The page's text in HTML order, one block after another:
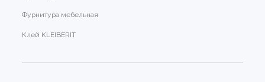
Фурнитура мебельная
Клей KLEIBERIT